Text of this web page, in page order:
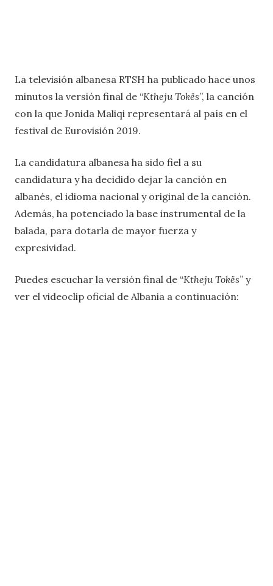
La televisión albanesa RTSH ha publicado hace unos
minutos la versión final de “Ktheju Tokës”, la canción
con la que Jonida Maliqi representará al país en el
festival de Eurovisión 2019.
La candidatura albanesa ha sido fiel a su
candidatura y ha decidido dejar la canción en
albanés, el idioma nacional y original de la canción.
Además, ha potenciado la base instrumental de la
balada, para dotarla de mayor fuerza y
expresividad.
Puedes escuchar la versión final de “Ktheju Tokës” y
ver el videoclip oficial de Albania a continuación: